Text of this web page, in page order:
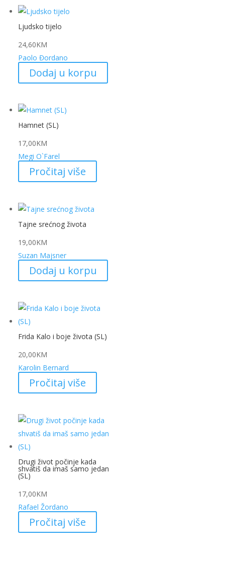
Ljudsko tijelo
24,60KM
Paolo Đordano
Dodaj u korpu
Hamnet (SL)
17,00KM
Megi O`Farel
Pročitaj više
Tajne srećnog života
19,00KM
Suzan Majsner
Dodaj u korpu
Frida Kalo i boje života (SL)
20,00KM
Karolin Bernard
Pročitaj više
Drugi život počinje kada
shvatiš da imaš samo jedan
(SL)
17,00KM
Rafael Žordano
Pročitaj više